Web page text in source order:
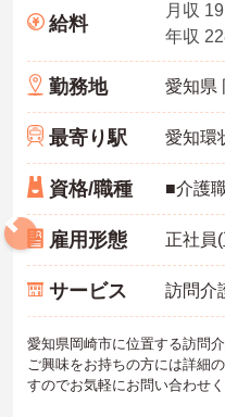
給料
勤務地
最寄り駅
資格/職種
雇用形態 正社員
サービス 訪問介
愛知県岡崎市に位置する訪問介
ご興味をお持ちの方には詳細
すのでお気軽にお問い合わせく